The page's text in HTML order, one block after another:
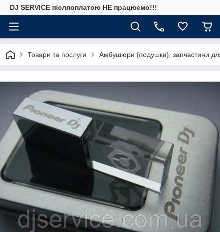
DJ SERVICE пiсляоплатою НЕ працюємо!!!
Товари та послуги Амбушюри (подушки), запчастини